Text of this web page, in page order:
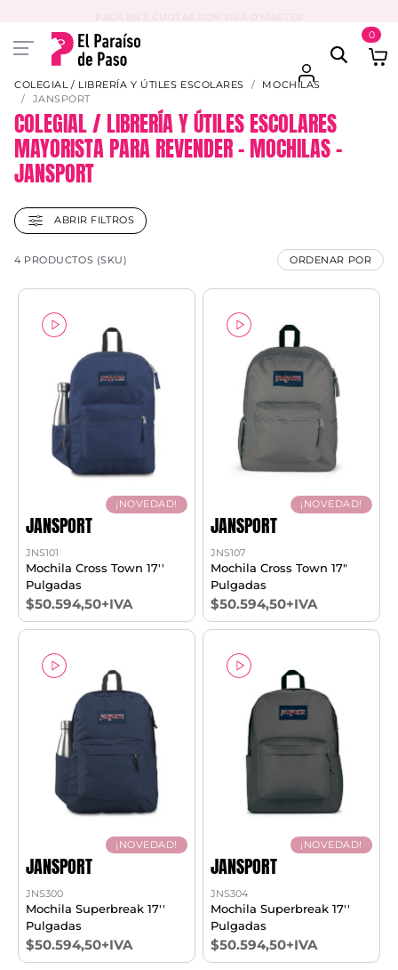
0
COLEGIAL / LIBRERÍA Y ÚTILES ESCOLARES
MOCHILAS
JANSPORT
COLEGIAL / LIBRERÍA Y ÚTILES ESCOLARES
MAYORISTA PARA REVENDER – MOCHILAS –
JANSPORT
ABRIR FILTROS
4 PRODUCTOS (SKU) ORDENAR POR
¡NOVEDAD!
JANSPORT
JNS101
Mochila Cross Town 17''
Pulgadas
$50.594,50+IVA
¡NOVEDAD!
JANSPORT
JNS107
Mochila Cross Town 17"
Pulgadas
$50.594,50+IVA
¡NOVEDAD!
JANSPORT
JNS300
Mochila Superbreak 17''
Pulgadas
$50.594,50+IVA
¡NOVEDAD!
JANSPORT
JNS304
Mochila Superbreak 17''
Pulgadas
$50.594,50+IVA